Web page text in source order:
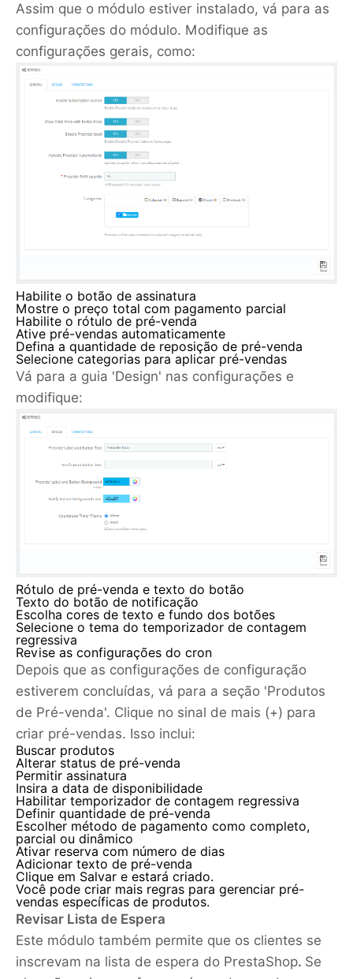
Assim que o módulo estiver instalado, vá para as
configurações do módulo. Modifique as
configurações gerais, como:
Habilite o botão de assinatura
Mostre o preço total com pagamento parcial
Habilite o rótulo de pré-venda
Ative pré-vendas automaticamente
Defina a quantidade de reposição de pré-venda
Selecione categorias para aplicar pré-vendas
Vá para a guia 'Design' nas configurações e
modifique:
Rótulo de pré-venda e texto do botão
Texto do botão de notificação
Escolha cores de texto e fundo dos botões
Selecione o tema do temporizador de contagem
regressiva
Revise as configurações do cron
Depois que as configurações de configuração
estiverem concluídas, vá para a seção 'Produtos
de Pré-venda'. Clique no sinal de mais (+) para
criar pré-vendas. Isso inclui:
Buscar produtos
Alterar status de pré-venda
Permitir assinatura
Insira a data de disponibilidade
Habilitar temporizador de contagem regressiva
Definir quantidade de pré-venda
Escolher método de pagamento como completo,
parcial ou dinâmico
Ativar reserva com número de dias
Adicionar texto de pré-venda
Clique em Salvar e estará criado.
Você pode criar mais regras para gerenciar pré-
vendas específicas de produtos.
Revisar Lista de Espera
Este módulo também permite que os clientes se
inscrevam na lista de espera do PrestaShop. Se